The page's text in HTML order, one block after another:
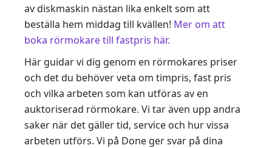
av diskmaskin nästan lika enkelt som att
beställa hem middag till kvällen! Mer om att
boka rörmokare till fastpris här.
Här guidar vi dig genom en rörmokares priser
och det du behöver veta om timpris, fast pris
och vilka arbeten som kan utföras av en
auktoriserad rörmokare. Vi tar även upp andra
saker när det gäller tid, service och hur vissa
arbeten utförs. Vi på Done ger svar på dina